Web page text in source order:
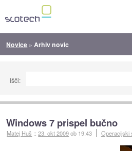
Novice » Arhiv novic
Išči:
Windows 7 prispel bučno
Matej Huš ::23. okt 2009ob 19:43 Operacijski